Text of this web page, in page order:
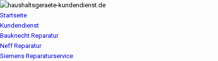
Startseite
Kundendienst
Bauknecht Reparatur
Neff Reparatur
Siemens Reparaturservice